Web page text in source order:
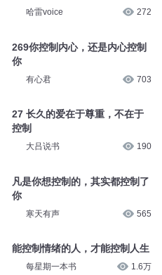
哈雷voice 272
269你控制内心，还是内心控制
你
有心君 703
27 长久的爱在于尊重，不在于
控制
大吕说书 190
凡是你想控制的，其实都控制了
你
寒天有声 565
能控制情绪的人，才能控制人生
每星期一本书 1.6万